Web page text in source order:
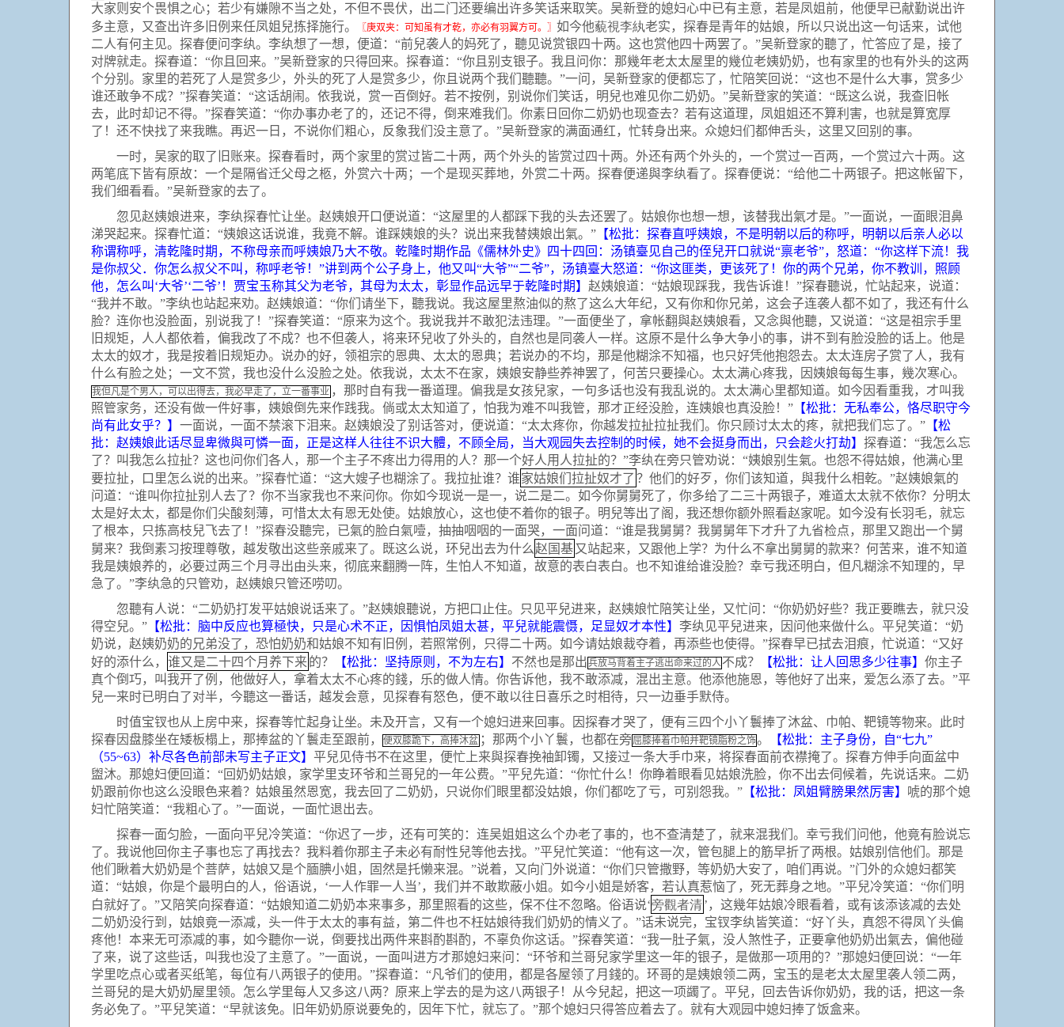
大家则安个畏惧之心；若少有嫌隙不当之处，不但不畏伏，出二门还要编出许多笑话来取笑。吴新登的媳妇心中已有主意，若是凤姐前，他便早已献勤说出许
多主意，又查出许多旧例来任凤姐兒拣择施行。
〖庚双夹：可知虽有才乾，亦必有羽翼方可。〗 如今他藐視李紈老实，探春是青年的姑娘，所以只说出这一句话来，试他
二人有何主见。探春便问李纨。李纨想了一想，便道：“前兒袭人的妈死了，聽见说赏银四十两。这也赏他四十两罢了。”吴新登家的聽了，忙答应了是，接了
对牌就走。探春道：“你且回来。”吴新登家的只得回来。探春道：“你且别支银子。我且问你：那幾年老太太屋里的幾位老姨奶奶，也有家里的也有外头的这两
个分别。家里的若死了人是赏多少，外头的死了人是赏多少，你且说两个我们聽聽。”一问，吴新登家的便都忘了，忙陪笑回说：“这也不是什么大事，赏多少
谁还敢争不成？”探春笑道：“这话胡闹。依我说，赏一百倒好。若不按例，别说你们笑话，明兒也难见你二奶奶。”吴新登家的笑道：“既这么说，我查旧帐
去，此时却记不得。”探春笑道：“你办事办老了的，还记不得，倒来难我们。你素日回你二奶奶也现查去？若有这道理，凤姐姐还不算利害，也就是算宽厚
了！还不快找了来我瞧。再迟一日，不说你们粗心，反象我们没主意了。”吴新登家的满面通红，忙转身出来。众媳妇们都伸舌头，这里又回别的事。
一时，吴家的取了旧账来。探春看时，两个家里的赏过皆二十两，两个外头的皆赏过四十两。外还有两个外头的，一个赏过一百两，一个赏过六十两。这
两笔底下皆有原故：一个是隔省迁父母之柩，外赏六十两；一个是现买葬地，外赏二十两。探春便递與李纨看了。探春便说：“给他二十两银子。把这帐留下，
我们细看看。”吴新登家的去了。
忽见赵姨娘进来，李纨探春忙让坐。赵姨娘开口便说道：“这屋里的人都踩下我的头去还罢了。姑娘你也想一想，该替我出氣才是。”一面说，一面眼泪鼻
涕哭起来。探春忙道：“姨娘这话说谁，我竟不解。谁踩姨娘的头？说出来我替姨娘出氣。” 【松批：探春直呼姨娘，不是明朝以后的称呼，明朝以后亲人必以
称谓称呼，清乾隆时期，不称母亲而呼姨娘乃大不敬。乾隆时期作品《儒林外史》四十四回：汤镇臺见自己的侄兒开口就说“禀老爷”，怒道： “你这样下流！我
是你叔父．你怎么叔父不叫，称呼老爷！ ”讲到两个公子身上，他又叫“大爷”“二爷”，汤镇臺大怒道： “你这匪类，更该死了！你的两个兄弟，你不教训，照顾
他，怎么叫 ‘大爷’‘二爷’ ！贾宝玉称其父为老爷，其母为太太，彰显作品远早于乾隆时期】 赵姨娘道：“姑娘现踩我，我告诉谁！”探春聽说，忙站起来，说道：
“我并不敢。”李纨也站起来劝。赵姨娘道：“你们请坐下，聽我说。我这屋里熬油似的熬了这么大年纪，又有你和你兄弟，这会子连袭人都不如了，我还有什么
脸？连你也没脸面，别说我了！”探春笑道：“原来为这个。我说我并不敢犯法违理。”一面便坐了，拿帐翻與赵姨娘看，又念與他聽，又说道：“这是祖宗手里
旧规矩，人人都依着，偏我改了不成？也不但袭人，将来环兒收了外头的，自然也是同袭人一样。这原不是什么争大争小的事，讲不到有脸没脸的话上。他是
太太的奴才，我是按着旧规矩办。说办的好，领祖宗的恩典、太太的恩典；若说办的不均，那是他糊涂不知福，也只好凭他抱怨去。太太连房子赏了人，我有
什么有脸之处；一文不赏，我也没什么没脸之处。依我说，太太不在家，姨娘安静些养神罢了，何苦只要操心。太太满心疼我，因姨娘每每生事，幾次寒心。
我但凡是个男人，可以出得去，我必早走了，立一番事业 ，那时自有我一番道理。偏我是女孩兒家，一句多话也没有我乱说的。太太满心里都知道。如今因看重我，才叫我
照管家务，还没有做一件好事，姨娘倒先来作践我。倘或太太知道了，怕我为难不叫我管，那才正经没脸，连姨娘也真没脸！” 【松批：无私奉公，恪尽职守今
尚有此女乎？】 一面说，一面不禁滚下泪来。赵姨娘没了别话答对，便说道：“太太疼你，你越发拉扯拉扯我们。你只顾讨太太的疼，就把我们忘了。” 【松
批：赵姨娘此话尽显卑微與可憐一面，正是这样人往往不识大體，不顾全局，当大观园失去控制的时候，她不会挺身而出，只会趁火打劫】 探春道：“我怎么忘
了？叫我怎么拉扯？这也问你们各人，那一个主子不疼出力得用的人？那一个好人用人拉扯的？”李纨在旁只管劝说：“姨娘别生氣。也怨不得姑娘，他满心里
要拉扯，口里怎么说的出来。”探春忙道：“这大嫂子也糊涂了。我拉扯谁？谁家姑娘们拉扯奴才了 ？他们的好歹，你们该知道，與我什么相乾。”赵姨娘氣的
问道：“谁叫你拉扯别人去了？你不当家我也不来问你。你如今现说一是一，说二是二。如今你舅舅死了，你多给了二三十两银子，难道太太就不依你？分明太
太是好太太，都是你们尖酸刻薄，可惜太太有恩无处使。姑娘放心，这也使不着你的银子。明兒等出了阁，我还想你额外照看赵家呢。如今没有长羽毛，就忘
了根本，只拣高枝兒飞去了！”探春没聽完，已氣的脸白氣噎，抽抽咽咽的一面哭，一面问道：“谁是我舅舅？我舅舅年下才升了九省检点，那里又跑出一个舅
舅来？我倒素习按理尊敬，越发敬出这些亲戚来了。既这么说，环兒出去为什么赵国基又站起来，又跟他上学？为什么不拿出舅舅的款来？何苦来，谁不知道
我是姨娘养的，必要过两三个月寻出由头来，彻底来翻腾一阵，生怕人不知道，故意的表白表白。也不知谁给谁没脸？幸亏我还明白，但凡糊涂不知理的，早
急了。”李纨急的只管劝，赵姨娘只管还唠叨。
忽聽有人说：“二奶奶打发平姑娘说话来了。”赵姨娘聽说，方把口止住。只见平兒进来，赵姨娘忙陪笑让坐，又忙问：“你奶奶好些？我正要瞧去，就只没
得空兒。” 【松批：脑中反应也算極快，只是心术不正，因惧怕凤姐太甚，平兒就能震慑，足显奴才本性】 李纨见平兒进来，因问他来做什么。平兒笑道：“奶
奶说，赵姨奶奶的兄弟没了，恐怕奶奶和姑娘不知有旧例，若照常例，只得二十两。如今请姑娘裁夺着，再添些也使得。”探春早已拭去泪痕，忙说道：“又好
好的添什么， 谁又是二十四个月养下来 的？ 【松批：坚持原则，不为左右】 不然也是那出兵放马背着主子逃出命来过的人不成？ 【松批：让人回思多少往事】你主子
真个倒巧，叫我开了例，他做好人，拿着太太不心疼的錢，乐的做人情。你告诉他，我不敢添减，混出主意。他添他施恩，等他好了出来，爱怎么添了去。”平
兒一来时已明白了对半，今聽这一番话，越发会意，见探春有怒色，便不敢以往日喜乐之时相待，只一边垂手默侍。
时值宝钗也从上房中来，探春等忙起身让坐。未及开言，又有一个媳妇进来回事。因探春才哭了，便有三四个小丫鬟捧了沐盆、巾帕、靶镜等物来。此时
探春因盘膝坐在矮板榻上，那捧盆的丫鬟走至跟前，
便双膝跪下，高捧沐盆 ；那两个小丫鬟，也都在旁屈膝捧着巾帕并靶镜脂粉之饰。
【松批：主子身份，自“七九”
（55~63）补尽各色前部未写主子正文】 平兒见侍书不在这里，便忙上来與探春挽袖卸镯，又接过一条大手巾来，将探春面前衣襟掩了。探春方伸手向面盆中
盥沐。那媳妇便回道：“回奶奶姑娘，家学里支环爷和兰哥兒的一年公费。”平兒先道：“你忙什么！你睁着眼看见姑娘洗脸，你不出去伺候着，先说话来。二奶
奶跟前你也这么没眼色来着？姑娘虽然恩宽，我去回了二奶奶，只说你们眼里都没姑娘，你们都吃了亏，可别怨我。” 【松批：凤姐臂膀果然厉害】
唬的那个媳
妇忙陪笑道：“我粗心了。”一面说，一面忙退出去。
探春一面匀脸，一面向平兒冷笑道：“你迟了一步，还有可笑的：连吴姐姐这么个办老了事的，也不查清楚了，就来混我们。幸亏我们问他，他竟有脸说忘
了。我说他回你主子事也忘了再找去？我料着你那主子未必有耐性兒等他去找。”平兒忙笑道：“他有这一次，管包腿上的筋早折了两根。姑娘别信他们。那是
他们瞅着大奶奶是个菩萨，姑娘又是个腼腆小姐，固然是托懒来混。”说着，又向门外说道：“你们只管撒野，等奶奶大安了，咱们再说。”门外的众媳妇都笑
道：“姑娘，你是个最明白的人，俗语说，‘一人作罪一人当’，我们并不敢欺蔽小姐。如今小姐是娇客，若认真惹恼了，死无葬身之地。”平兒冷笑道：“你们明
白就好了。”又陪笑向探春道：“姑娘知道二奶奶本来事多，那里照看的这些，保不住不忽略。俗语说‘旁觀者清’，这幾年姑娘冷眼看着，或有该添该减的去处
二奶奶没行到，姑娘竟一添减，头一件于太太的事有益，第二件也不枉姑娘待我们奶奶的情义了。”话未说完，宝钗李纨皆笑道：“好丫头，真怨不得凤丫头偏
疼他！本来无可添减的事，如今聽你一说，倒要找出两件来斟酌斟酌，不辜负你这话。”探春笑道：“我一肚子氣，没人煞性子，正要拿他奶奶出氣去，偏他碰
了来，说了这些话，叫我也没了主意了。”一面说，一面叫进方才那媳妇来问：“环爷和兰哥兒家学里这一年的银子，是做那一项用的？”那媳妇便回说：“一年
学里吃点心或者买纸笔，每位有八两银子的使用。”探春道：“凡爷们的使用，都是各屋领了月錢的。环哥的是姨娘领二两，宝玉的是老太太屋里袭人领二两，
兰哥兒的是大奶奶屋里领。怎么学里每人又多这八两？原来上学去的是为这八两银子！从今兒起，把这一项蠲了。平兒，回去告诉你奶奶，我的话，把这一条
务必免了。”平兒笑道：“早就该免。旧年奶奶原说要免的，因年下忙，就忘了。”那个媳妇只得答应着去了。就有大观园中媳妇捧了饭盒来。